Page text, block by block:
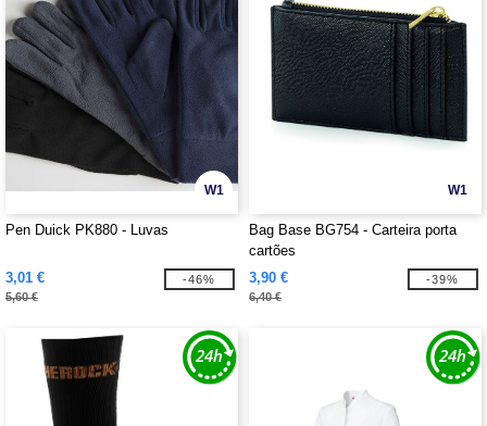
W1
Pen Duick PK880 - Luvas
3,01 €
5,60 €
-46%
W1
Bag Base BG754 - Carteira porta
cartões
3,90 €
6,40 €
-39%